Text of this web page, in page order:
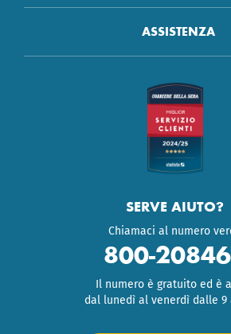
ASSISTENZA
SERVE AIUTO?
Chiamaci al numero
800-
Il numero è gratuito ed è
dal lunedì al venerdì dalle 9